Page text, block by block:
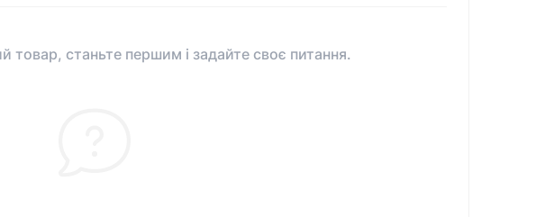
товар, станьте першим і задайте своє питання.